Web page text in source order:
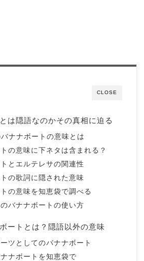
CLOSE
は隠語なのかその真相に迫る
ナナボートの意味とは
の意味に下ネタは含まれる？
とエルテレサの関連性
の歌詞に隠された意味
の意味を知恵袋で調べる
バナナボートの使い方
ートとは？隠語以外の意味
ツとしてのバナナボート
ナボートを知恵袋で